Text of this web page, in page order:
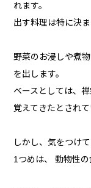
れます。
出す料理は特に決ま
野菜のお浸しや煮
を出します。
ベースとしては、
覚えてきたとされて
しかし、気をつけ
1つめは、 動物性の